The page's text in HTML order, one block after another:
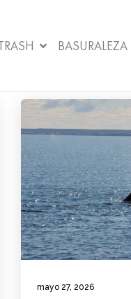
BASURALEZA
mayo 27, 2026